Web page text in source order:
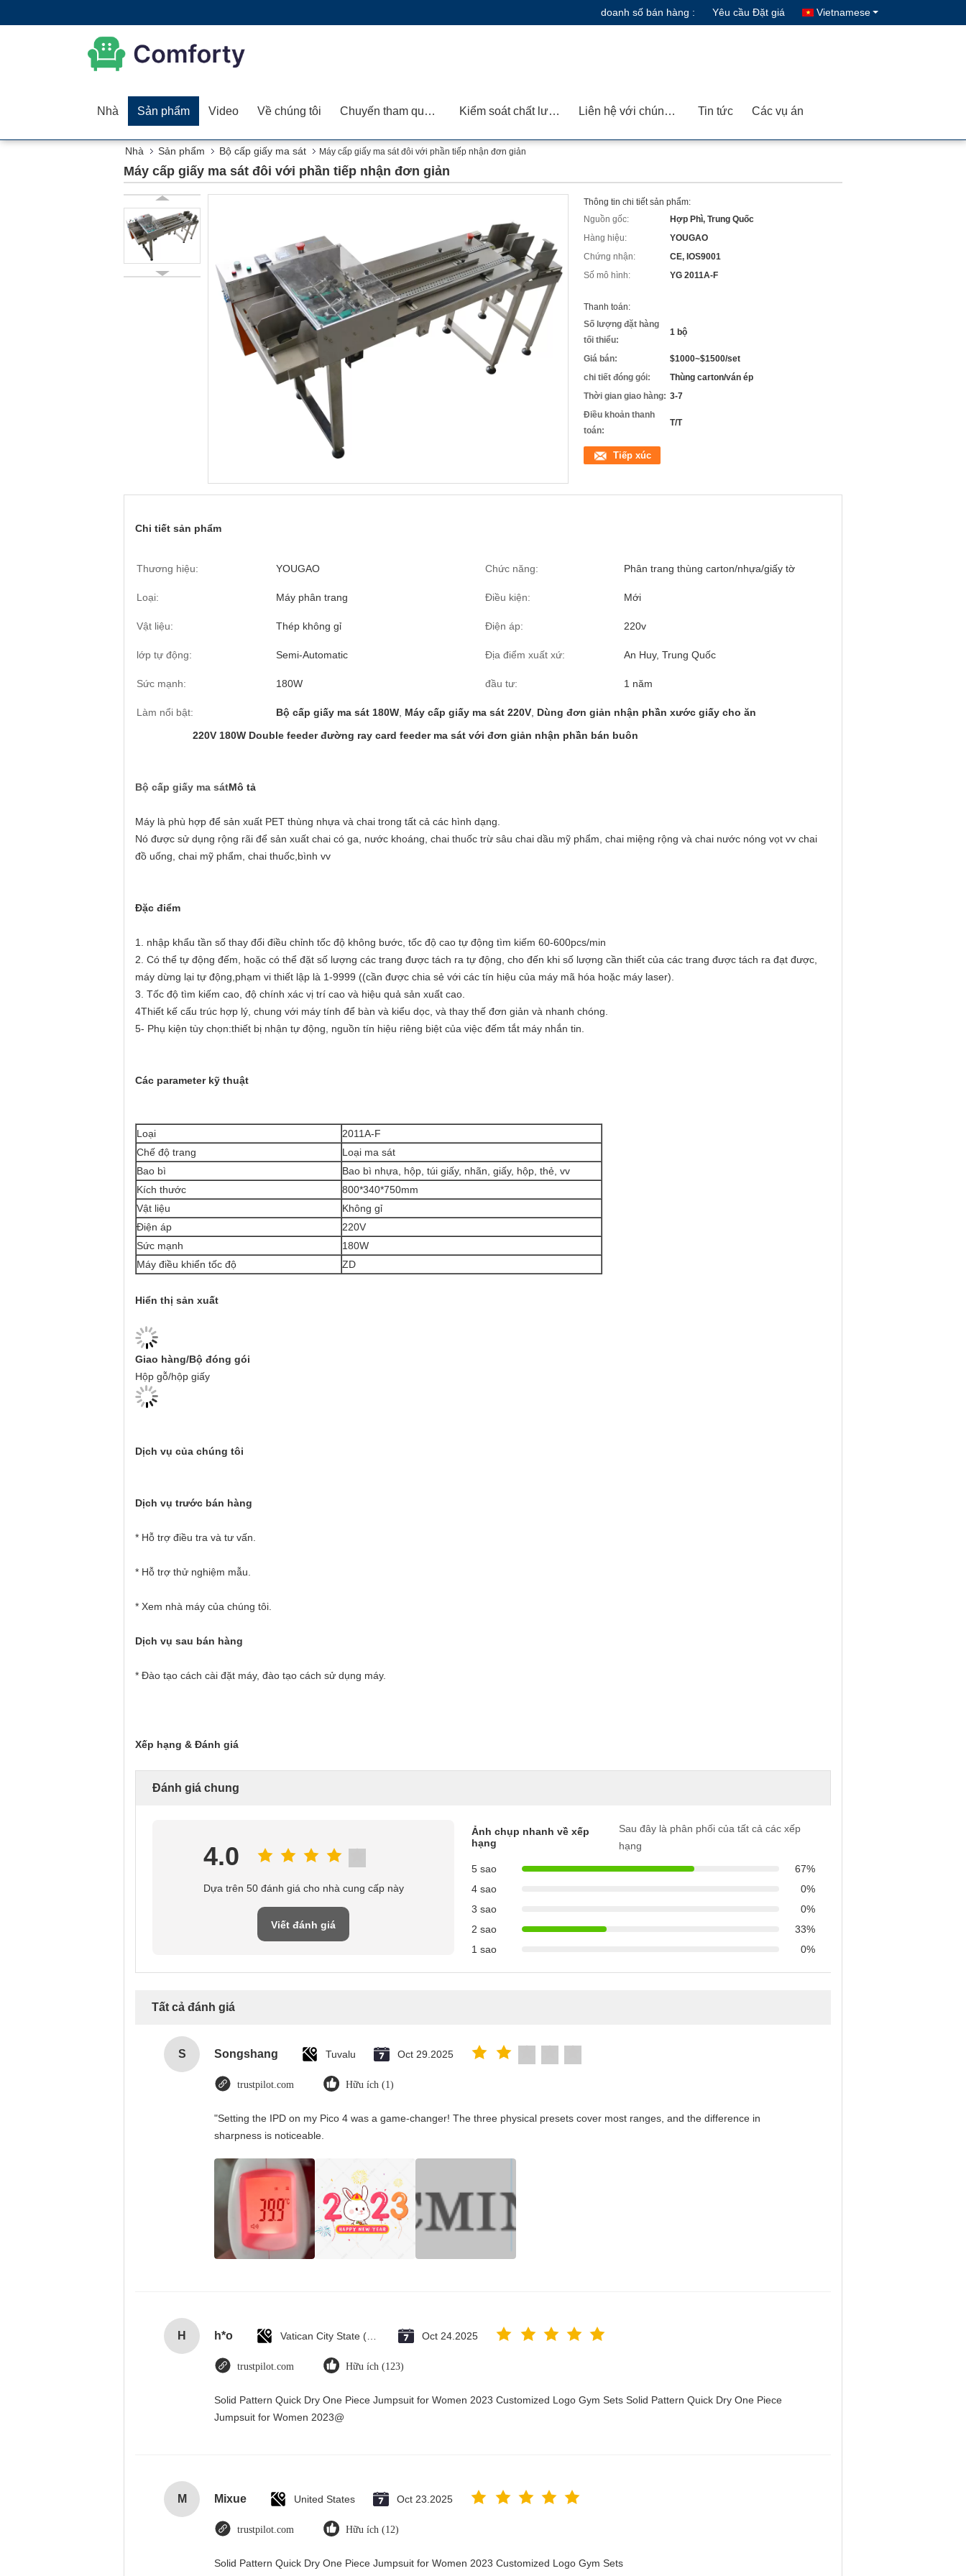
doanh số bán hàng : Yêu cầu Đặt giá Vietnamese
Nhà Sản phẩm Video Về chúng tôi Chuyến tham quan nhà máy Kiểm soát chất lượng Liên hệ với chúng tôi Tin tức Các vụ án
Nhà Sản phẩm Bộ cấp giấy ma sát Máy cấp giấy ma sát đôi với phần tiếp nhận đơn giản
Máy cấp giấy ma sát đôi với phần tiếp nhận đơn giản
Thông tin chi tiết sản phẩm:
Nguồn gốc:
Hợp Phì, Trung Quốc
Hàng hiệu:
YOUGAO
Chứng nhận:
CE, IOS9001
Số mô hình:
YG 2011A-F
Thanh toán:
Số lượng đặt hàng
tối thiểu:
1 bộ
Giá bán:
$1000~$1500/set
chi tiết đóng gói:
Thùng carton/ván ép
Thời gian giao hàng: 3-7
Điều khoản thanh
toán:
T/T
Tiếp xúc
Chi tiết sản phẩm
Thương hiệu: YOUGAO Chức năng: Phân trang thùng carton/nhựa/giấy tờ
Loại: Máy phân trang Điều kiện: Mới
Vật liệu: Thép không gỉ Điện áp: 220v
lớp tự động: Semi-Automatic Địa điểm xuất xứ: An Huy, Trung Quốc
Sức mạnh: 180W đầu tư: 1 năm
Làm nổi bật: Bộ cấp giấy ma sát 180W Máy cấp giấy ma sát 220V Dùng đơn giản nhận phần xước giấy cho ăn
220V 180W Double feeder đường ray card feeder ma sát với đơn giản nhận phần bán buôn
Bộ cấp giấy ma sátMô tả
Máy là phù hợp để sản xuất PET thùng nhựa và chai trong tất cả các hình dạng.
Nó được sử dụng rộng rãi để sản xuất chai có ga, nước khoáng, chai thuốc trừ sâu chai dầu mỹ phẩm, chai miệng rộng và chai nước nóng vọt vv chai
đồ uống, chai mỹ phẩm, chai thuốc,bình vv
Đặc điểm
1. nhập khẩu tần số thay đổi điều chỉnh tốc độ không bước, tốc độ cao tự động tìm kiếm 60-600pcs/min
2. Có thể tự động đếm, hoặc có thể đặt số lượng các trang được tách ra tự động, cho đến khi số lượng cần thiết của các trang được tách ra đạt được,
máy dừng lại tự động,phạm vi thiết lập là 1-9999 ((cần được chia sẻ với các tín hiệu của máy mã hóa hoặc máy laser).
3. Tốc độ tìm kiếm cao, độ chính xác vị trí cao và hiệu quả sản xuất cao.
4Thiết kế cấu trúc hợp lý, chung với máy tính để bàn và kiểu dọc, và thay thế đơn giản và nhanh chóng.
5- Phụ kiện tùy chọn:thiết bị nhận tự động, nguồn tín hiệu riêng biệt của việc đếm tắt máy nhắn tin.
Các parameter kỹ thuật
Loại
2011A-F
Chế độ trang
Loại ma sát
Bao bì
Bao bì nhựa, hộp, túi giấy, nhãn, giấy, hộp, thẻ, vv
Kích thước
800*340*750mm
Vật liệu
Không gỉ
Điện áp
220V
Sức mạnh
180W
Máy điều khiển tốc độ
ZD
Hiển thị sản xuất
Giao hàng/Bộ đóng gói
Hộp gỗ/hộp giấy
Dịch vụ của chúng tôi
Dịch vụ trước bán hàng
* Hỗ trợ điều tra và tư vấn.
* Hỗ trợ thử nghiệm mẫu.
* Xem nhà máy của chúng tôi.
Dịch vụ sau bán hàng
* Đào tạo cách cài đặt máy, đào tạo cách sử dụng máy.
Xếp hạng & Đánh giá
Đánh giá chung
4.0
Dựa trên 50 đánh giá cho nhà cung cấp này
Viết đánh giá
Ảnh chụp nhanh về xếp
hạng
Sau đây là phân phối của tất cả các xếp
hạng
5 sao
67%
4 sao
0%
3 sao
0%
2 sao
33%
1 sao
0%
Tất cả đánh giá
S Songshang Tuvalu Oct 29.2025
trustpilot.com Hữu ích (1)
"Setting the IPD on my Pico 4 was a game-changer! The three physical presets cover most ranges, and the difference in
sharpness is noticeable.
H h*o Oct 24.2025
trustpilot.com Hữu ích (123)
Solid Pattern Quick Dry One Piece Jumpsuit for Women 2023 Customized Logo Gym Sets Solid Pattern Quick Dry One Piece
Jumpsuit for Women 2023@
M Mixue United States Oct 23.2025
trustpilot.com Hữu ích (12)
Solid Pattern Quick Dry One Piece Jumpsuit for Women 2023 Customized Logo Gym Sets